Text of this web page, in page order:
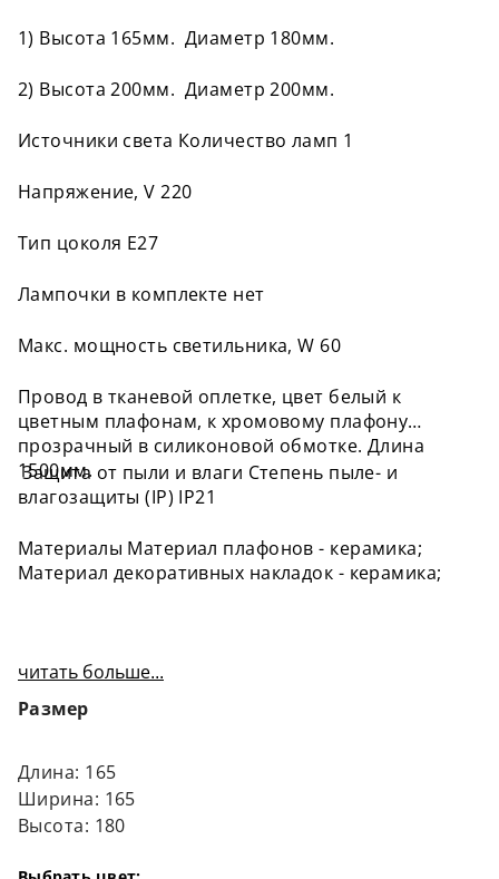
1) Высота 165мм. Диаметр 180мм.
2) Высота 200мм. Диаметр 200мм.
Источники света Количество ламп 1
Напряжение, V 220
Тип цоколя E27
Лампочки в комплекте нет
Макс. мощность светильника, W 60
Провод в тканевой оплетке, цвет белый к
цветным плафонам, к хромовому плафону
прозрачный в силиконовой обмотке. Длина
1500мм.
Защита от пыли и влаги Степень пыле- и
влагозащиты (IP) IP21
Материалы Материал плафонов - керамика;
Материал декоративных накладок - керамика;
читать больше...
Размер
Длина: 165
Ширина: 165
Высота: 180